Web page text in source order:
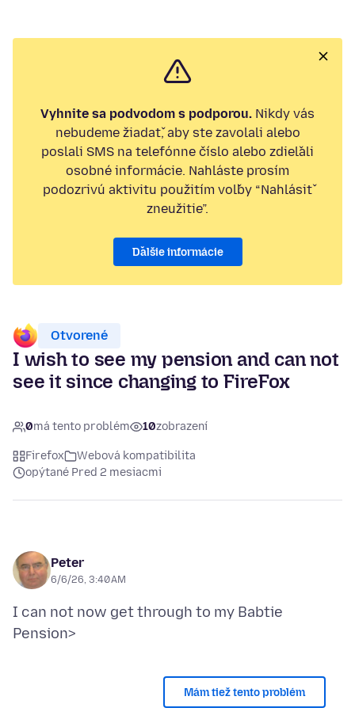
Vyhnite sa podvodom s podporou. Nikdy vás
nebudeme žiadať, aby ste zavolali alebo
poslali SMS na telefónne číslo alebo zdieľali
osobné informácie. Nahláste prosím
podozrivú aktivitu použitím voľby “Nahlásiť
zneužitie”.
Ďalšie informácie
Otvorené
I wish to see my pension and can not
see it since changing to FireFox
0má tento problém 10zobrazení
Firefox
Webová kompatibilita
opýtané Pred 2 mesiacmi
Peter
6/6/26, 3:40 AM
I can not now get through to my Babtie
Mám tiež tento problém